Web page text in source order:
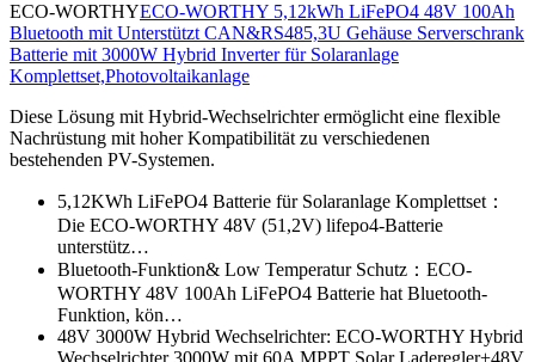
ECO-WORTHYECO-WORTHY 5,12kWh LiFePO4 48V 100Ah
Bluetooth mit Unterstützt CAN&RS485,3U Gehäuse Serverschrank
Batterie mit 3000W Hybrid Inverter für Solaranlage
Komplettset,Photovoltaikanlage
Diese Lösung mit Hybrid-Wechselrichter ermöglicht eine flexible
Nachrüstung mit hoher Kompatibilität zu verschiedenen
bestehenden PV-Systemen.
5,12KWh LiFePO4 Batterie für Solaranlage Komplettset：
Die ECO-WORTHY 48V (51,2V) lifepo4-Batterie
unterstütz…
Bluetooth-Funktion& Low Temperatur Schutz：ECO-
WORTHY 48V 100Ah LiFePO4 Batterie hat Bluetooth-
Funktion, kön…
48V 3000W Hybrid Wechselrichter: ECO-WORTHY Hybrid
Wechselrichter 3000W mit 60A MPPT Solar Laderegler+48V